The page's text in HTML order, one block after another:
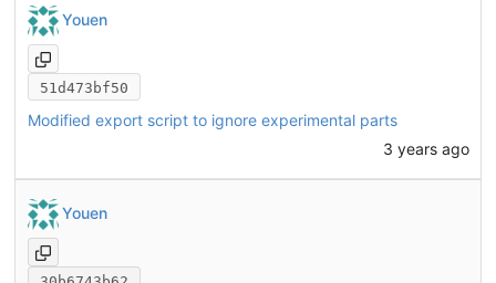
Youen
51d473bf50
Modified export script to ignore experimental parts
3 years ago
Youen